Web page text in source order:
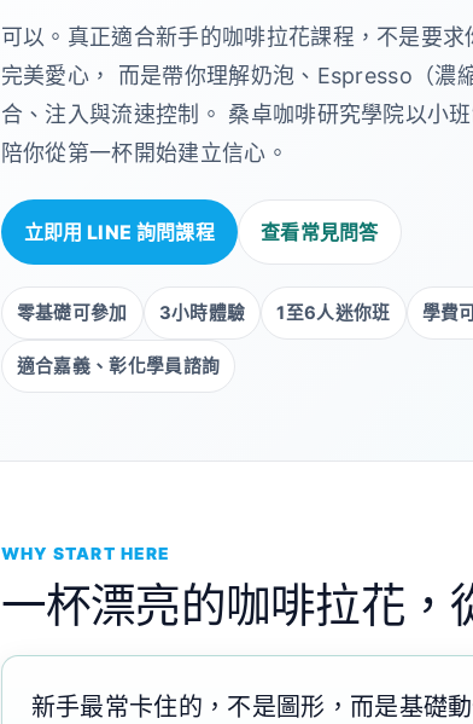
可以。真正適合新手的咖啡拉花課程，不是要求
完美愛心， 而是帶你理解奶泡、Espresso（濃
合、注入與流速控制。 桑卓咖啡研究學院以小
陪你從第一杯開始建立信心。
立即用 LINE 詢問課程 查看常見問答
零基礎可參加 3小時體驗 1至6人迷你班 學費
適合嘉義、彰化學員諮詢
WHY START HERE
一杯漂亮的咖啡拉花，
新手最常卡住的，不是圖形，而是基礎